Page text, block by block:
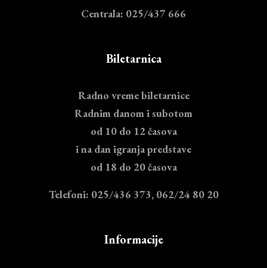
Centrala: 025/437 666
Biletarnica
Radno vreme biletarnice
Radnim danom i subotom
od 10 do 12 časova
i na dan igranja predstave
od 18 do 20 časova
Telefoni: 025/436 373, 062/24 80 20
Informacije